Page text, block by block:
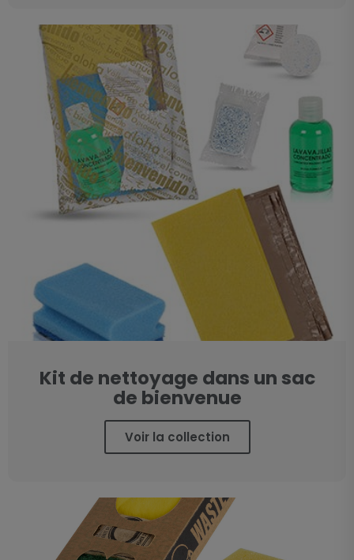
Kit de nettoyage dans un sac
de bienvenue
Voir la collection